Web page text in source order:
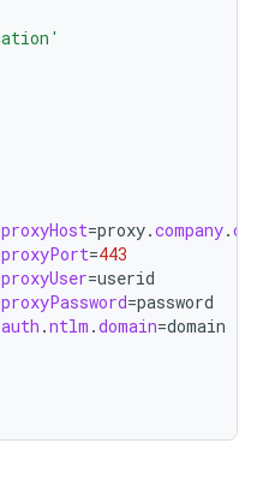
proxyHost=proxy.company.
proxyPort=443
proxyUser=userid
proxyPassword=password
auth .ntlm .domain=domain